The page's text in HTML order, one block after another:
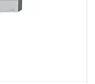
Mobile kết nối máy
chuẩn: Copy - In - Scan
giấy sao chụp: A3 –